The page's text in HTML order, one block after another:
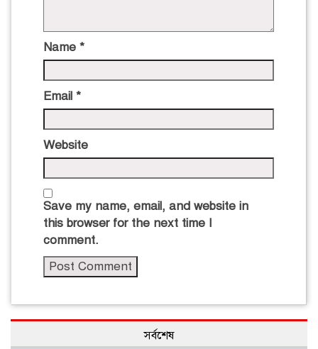
Name *
Email *
Website
Save my name, email, and website in
this browser for the next time I
comment.
সর্বশেষ